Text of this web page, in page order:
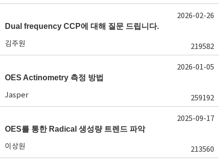
Dual frequency CCP에 대해 질문 드립니다.
김주원 219582
2026-02-26
OES Actinometry 측정 방법
Jasper 259192
2026-01-05
OES를 통한 Radical 생성량 트렌드 파악
이상원 213560
2025-09-17